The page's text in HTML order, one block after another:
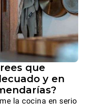
que
y en
la cocina en serio